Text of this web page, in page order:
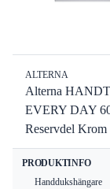
ALTERNA
Alterna
EVERY DAY
Reservdel Krom
PRODUKTINFO
Handdukshängare